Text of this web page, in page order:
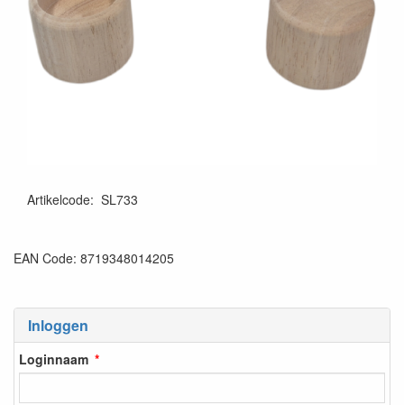
Inloggen
Loginnaam
Artikelcode: SL733
EAN Code: 8719348014205